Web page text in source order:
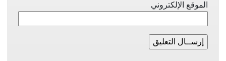
الموقع الإلكتروني